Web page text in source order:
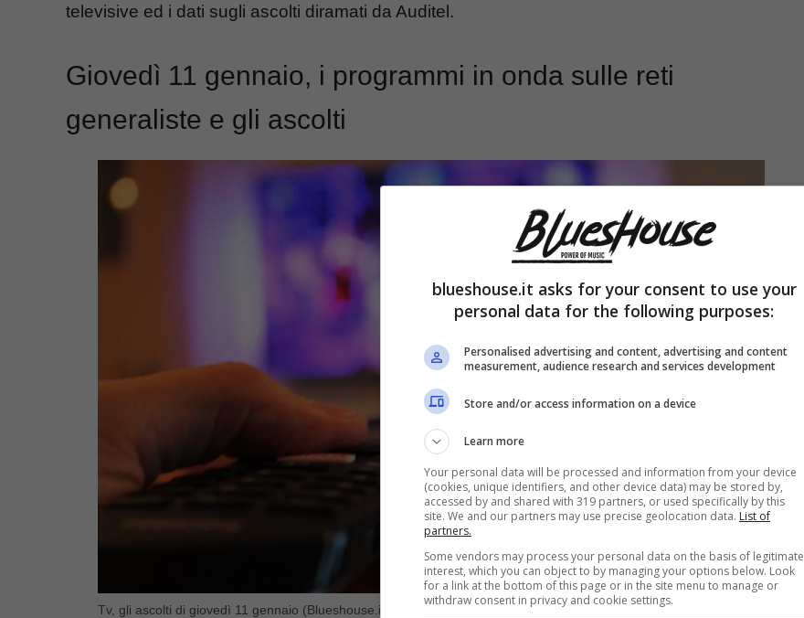
televisive ed i dati sugli ascolti diramati da Auditel.
Giovedì 11 gennaio, i programmi in onda sulle reti
generaliste e gli ascolti
Tv, gli ascolti di giovedì 11 gennaio (Blueshouse.it)
blueshouse.it asks for your consent to use your
personal data for the following purposes:
Personalised advertising and content, advertising and content
measurement, audience research and services development
Store and/or access information on a device
Learn more
Your personal data will be processed and information from your device
(cookies, unique identifiers, and other device data) may be stored by,
accessed by and shared with 319 partners, or used specifically by this
site. We and our partners may use precise geolocation data. List of
partners.
Some vendors may process your personal data on the basis of legitimate
interest, which you can object to by managing your options below. Look
for a link at the bottom of this page or in the site menu to manage or
withdraw consent in privacy and cookie settings.